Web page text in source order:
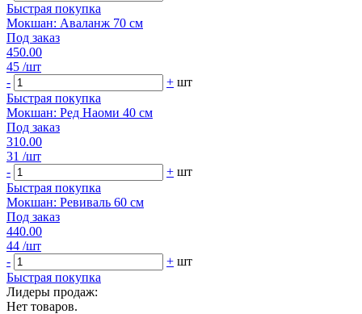
Быстрая покупка
Мокшан: Аваланж 70 см
Под заказ
450.00
45 /шт
-
+ шт
Быстрая покупка
Мокшан: Ред Наоми 40 см
Под заказ
310.00
31 /шт
-
+ шт
Быстрая покупка
Мокшан: Ревиваль 60 см
Под заказ
440.00
44 /шт
-
+ шт
Быстрая покупка
Лидеры продаж:
Нет товаров.